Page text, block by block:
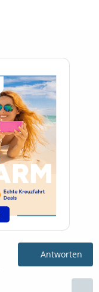
Antworten